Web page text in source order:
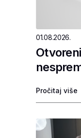
01.08.2026.
Pročitaj više